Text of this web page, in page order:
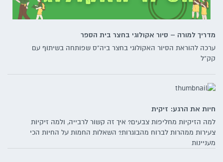
מדריך למורה – סיור אקולוגי בחצר בית הספר
ערכה להוראת הסיור האקולוגי בחצר ביה"ס שפותחה בשיתוף עם
קק"ל
חיות את הרגע: זיקית
למה הזיקיות מחליפות צבעים? איך זה קשור לרבייה, ולמה זיקיות
צעירות ממהרות לברוח מהבוגרות? השאלות החמות על החיות הכי
מעניינות